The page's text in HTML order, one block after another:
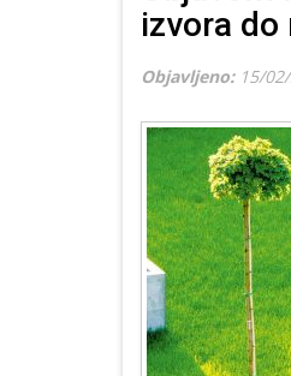
izvora do
Objavljeno: 15/